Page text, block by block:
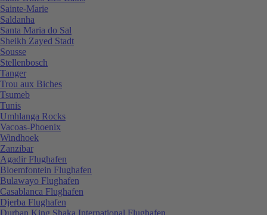
Sainte-Marie
Saldanha
Santa Maria do Sal
Sheikh Zayed Stadt
Sousse
Stellenbosch
Tanger
Trou aux Biches
Tsumeb
Tunis
Umhlanga Rocks
Vacoas-Phoenix
Windhoek
Zanzibar
Agadir Flughafen
Bloemfontein Flughafen
Bulawayo Flughafen
Casablanca Flughafen
Djerba Flughafen
Durban King Shaka International Flughafen